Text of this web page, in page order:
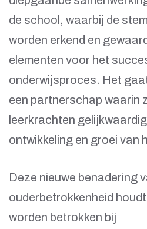
de school, waarbij de
worden erkend en
elementen voor het
onderwijsproces. Het
een partnerschap waarin
leerkrachten
ontwikkeling en groei van
Deze nieuwe benadering
ouderbetrokkenheid
worden betrokken bij